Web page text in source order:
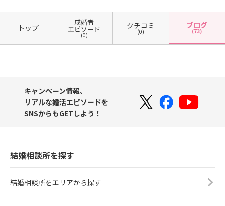
トップ
成婚者
エピソード
(0)
クチコミ
(0)
ブログ
(73)
キャンペーン情報、
リアルな婚活エピソードを
SNSからもGETしよう！
結婚相談所を探す
結婚相談所をエリアから探す